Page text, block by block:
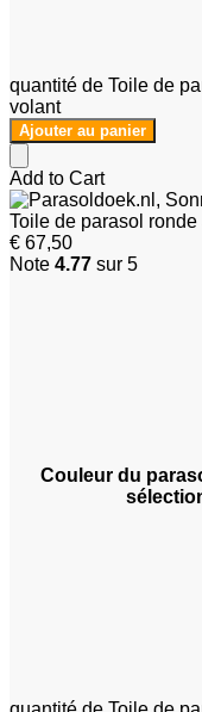
quantité de Toile de
volant
Ajouter au panier
Add to Cart
Toile de parasol
€ 67,50
Note 4.77 sur 5
Couleur du